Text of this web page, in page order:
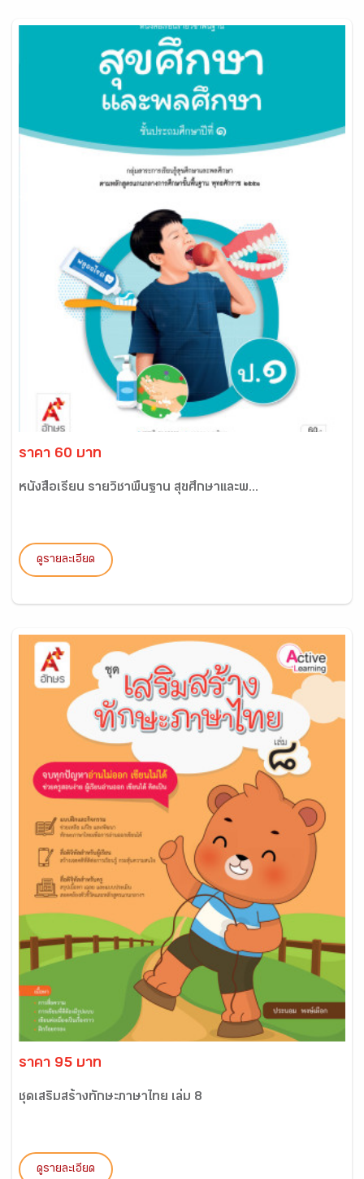
ราคา 60 บาท
หนังสือเรียน รายวิชาพื้นฐาน สุขศึกษาและพ...
ดูรายละเอียด
ราคา 95 บาท
ชุดเสริมสร้างทักษะภาษาไทย เล่ม 8
ดูรายละเอียด